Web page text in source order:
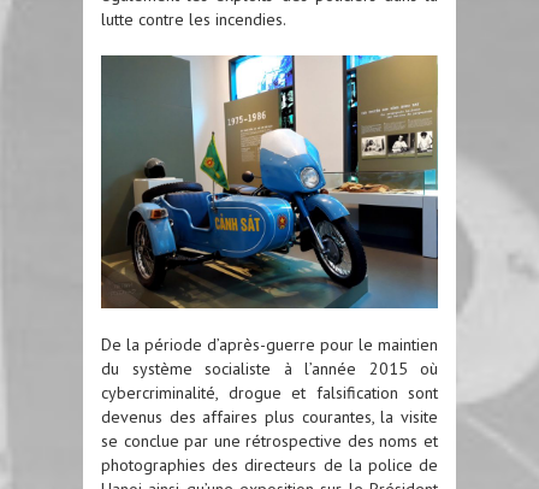
lutte contre les incendies.
De la période d’après-guerre pour le maintien
du système socialiste à l’année 2015 où
cybercriminalité, drogue et falsification sont
devenus des affaires plus courantes, la visite
se conclue par une rétrospective des noms et
photographies des directeurs de la police de